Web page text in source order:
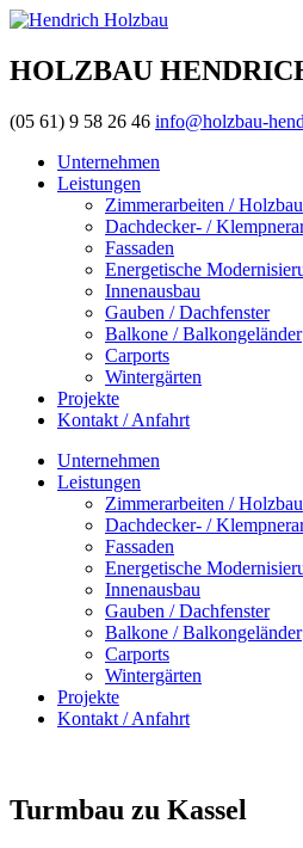
HOLZBAU
(05 61) 9 58 26 46 info@holzbau-
Unternehmen
Leistungen
Zimmerarbeiten / Holzbau
Dachdecker- /
Fassaden
Energetische
Innenausbau
Gauben / Dachfenster
Balkone / Balkongeländer
Carports
Wintergärten
Projekte
Kontakt / Anfahrt
Unternehmen
Leistungen
Zimmerarbeiten / Holzbau
Dachdecker- /
Fassaden
Energetische
Innenausbau
Gauben / Dachfenster
Balkone / Balkongeländer
Carports
Wintergärten
Projekte
Kontakt / Anfahrt
Turmbau zu Kassel